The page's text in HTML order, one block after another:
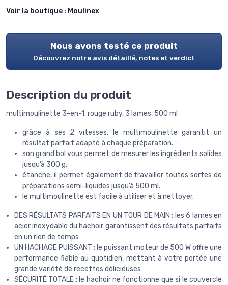
Voir la boutique : Moulinex
Nous avons testé ce produit
Découvrez notre avis détaillé, notes et verdict
Description du produit
multimoulinette 3-en-1, rouge ruby, 3 lames, 500 ml
grâce à ses 2 vitesses, le multimoulinette garantit un
résultat parfait adapté à chaque préparation.
son grand bol vous permet de mesurer les ingrédients solides
jusqu’à 300 g.
étanche, il permet également de travailler toutes sortes de
préparations semi-liquides jusqu’à 500 ml.
le multimoulinette est facile à utiliser et à nettoyer.
DES RÉSULTATS PARFAITS EN UN TOUR DE MAIN : les 6 lames en
acier inoxydable du hachoir garantissent des résultats parfaits
en un rien de temps
UN HACHAGE PUISSANT : le puissant moteur de 500 W offre une
performance fiable au quotidien, mettant à votre portée une
grande variété de recettes délicieuses
SÉCURITÉ TOTALE : le hachoir ne fonctionne que si le couvercle